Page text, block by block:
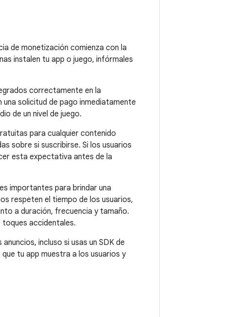
de monetización comienza con la
instalen tu app o juego, infórmales
correctamente en la
una solicitud de pago inmediatamente
de un nivel de juego.
para cualquier contenido
sobre si suscribirse. Si los usuarios
esta expectativa antes de la
importantes para brindar una
respeten el tiempo de los usuarios,
a duración, frecuencia y tamaño.
toques accidentales.
incluso si usas un SDK de
tu app muestra a los usuarios y